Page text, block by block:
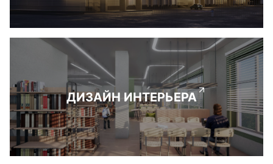
ДИЗАЙН ИНТЕРЬЕРА